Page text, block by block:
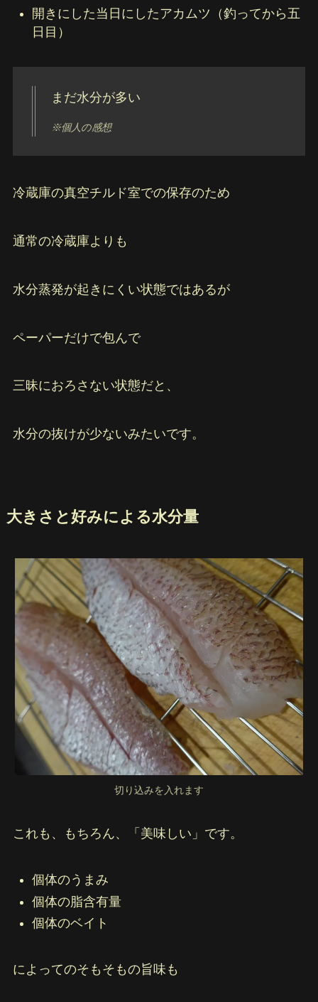
開きにした当日にしたアカムツ（釣ってから五
日目）
まだ水分が多い
※個人の感想
冷蔵庫の真空チルド室での保存のため
通常の冷蔵庫よりも
水分蒸発が起きにくい状態ではあるが
ペーパーだけで包んで
三昧におろさない状態だと、
水分の抜けが少ないみたいです。
大きさと好みによる水分量
切り込みを入れます
これも、もちろん、「美味しい」です。
個体のうまみ
個体の脂含有量
個体のベイト
によってのそもそもの旨味も